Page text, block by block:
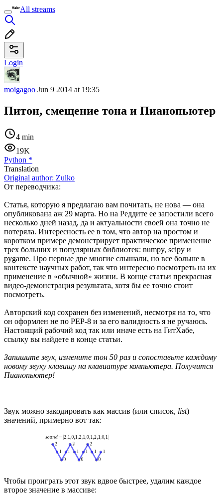
All streams
Login
moigagoo Jun 9 2014 at 19:35
Питон, смещение тона и Пианопьютер
4 min
19K
Python *
Translation
Original author: Zulko
От переводчика:
Статья, которую я предлагаю вам почитать, не нова — она
опубликована аж 29 марта. Но на Реддите ее запостили всего
несколько дней назад, да и актуальности своей она точно не
потеряла. Интересность ее в том, что автор на простом и
коротком примере демонстрирует практическое применение
трех больших и популярных библиотек: numpy, scipy и
pygame. Про первые две многие слышали, но все больше в
контексте научных работ, так что интересно посмотреть на их
применение в «обычной» жизни. В конце статьи прекрасная
видео-демонстрация результата, хотя бы ее точно стоит
посмотреть.
Авторский код сохранен без изменений, несмотря на то, что
он оформлен не по PEP-8 и за его валидность я не ручаюсь.
Настоящий рабочий код так или иначе есть на ГитХабе,
ссылку вы найдете в конце статьи.
Запишите звук, измените тон 50 раз и сопоставьте каждому
новому звуку клавишу на клавиатуре компьютера. Получится
Пианопьютер!
Звук можно закодировать как массив (или список, list)
значений, примерно вот так:
Чтобы проиграть этот звук вдвое быстрее, удалим каждое
второе значение в массиве: